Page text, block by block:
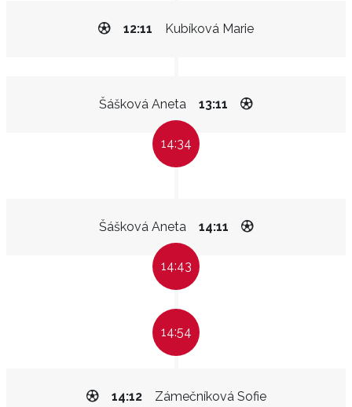
Kubíková Marie
12:11
Šášková Aneta 13:11
14:34
Šášková Aneta 14:11
14:43
14:54
Zámečníková Sofie
14:12